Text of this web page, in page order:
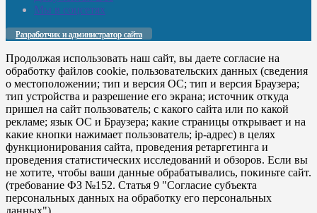
Мы в соцсетях
Разработчик и администратор сайта
Продолжая использовать наш сайт, вы даете согласие на
обработку файлов cookie, пользовательских данных (сведения
о местоположении; тип и версия ОС; тип и версия Браузера;
тип устройства и разрешение его экрана; источник откуда
пришел на сайт пользователь; с какого сайта или по какой
рекламе; язык ОС и Браузера; какие страницы открывает и на
какие кнопки нажимает пользователь; ip-адрес) в целях
функционирования сайта, проведения ретаргетинга и
проведения статистических исследований и обзоров. Если вы
не хотите, чтобы ваши данные обрабатывались, покиньте сайт.
(требование ФЗ №152. Статья 9 "Согласие субъекта
персональных данных на обработку его персональных